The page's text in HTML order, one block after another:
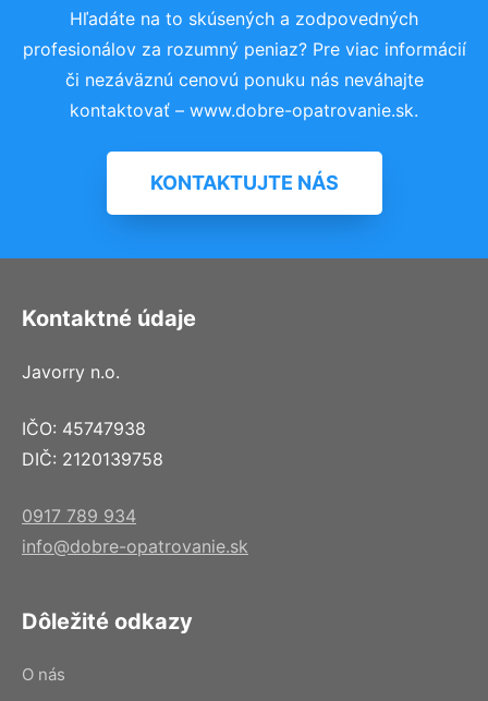
Hľadáte na to skúsených a zodpovedných
profesionálov za rozumný peniaz? Pre viac informácií
či nezáväznú cenovú ponuku nás neváhajte
kontaktovať – www.dobre-opatrovanie.sk.
KONTAKTUJTE NÁS
Kontaktné údaje
Javorry n.o.
IČO: 45747938
DIČ: 2120139758
0917 789 934
info@dobre-opatrovanie.sk
Dôležité odkazy
O nás